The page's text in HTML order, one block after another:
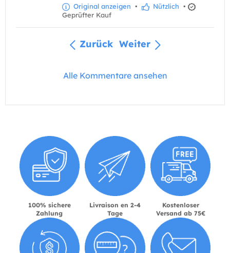
Original anzeigen • Nützlich •
Geprüfter Kauf
Zurück Weiter
Alle Kommentare ansehen
100% sichere
Zahlung
Livraison en 2-4
Tage
Kostenloser
Versand ab 75€